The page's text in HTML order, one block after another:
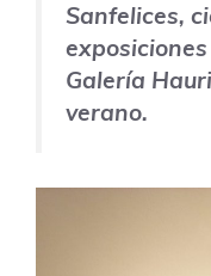
Sanfelices,
Galería
verano.